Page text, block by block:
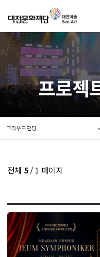
로그인 회원가입
기부제도
씨앗이란
기부안내
대전예술가치
후원하기
소액후원
크라우드 펀딩
프로젝트 신청
프로젝트 신청 확인
프로젝트 후원하기
기부의 전당
기부금 사용내역
기부혜택
기부자 혜택
나의 씨앗
프로젝
전체 5/ 1 페이지